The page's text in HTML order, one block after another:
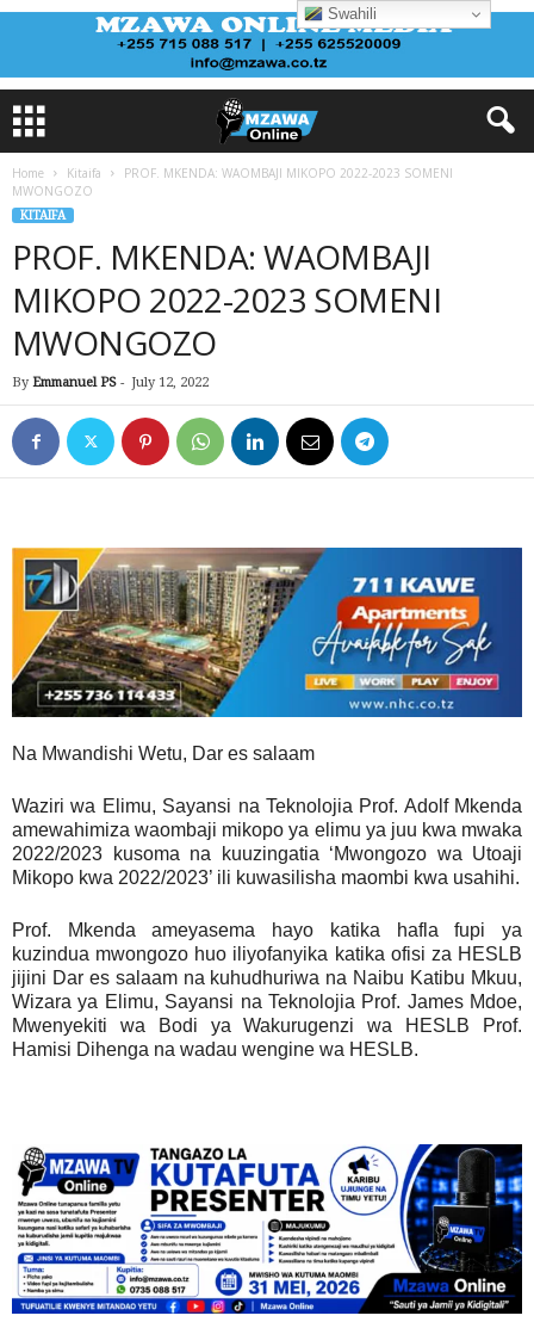
Home Kitaifa
PROF. MKENDA: WAOMBAJI MIKOPO 2022-2023 SOMENI
MWONGOZO
KITAIFA
PROF. MKENDA: WAOMBAJI
MIKOPO 2022-2023 SOMENI
MWONGOZO
By Emmanuel PS - July 12, 2022
Na Mwandishi Wetu, Dar es salaam
Waziri wa Elimu, Sayansi na Teknolojia Prof. Adolf Mkenda
amewahimiza waombaji mikopo ya elimu ya juu kwa mwaka
2022/2023 kusoma na kuuzingatia ‘Mwongozo wa Utoaji
Mikopo kwa 2022/2023’ ili kuwasilisha maombi kwa usahihi.
Prof. Mkenda ameyasema hayo katika hafla fupi ya
kuzindua mwongozo huo iliyofanyika katika ofisi za HESLB
jijini Dar es salaam na kuhudhuriwa na Naibu Katibu Mkuu,
Wizara ya Elimu, Sayansi na Teknolojia Prof. James Mdoe,
Mwenyekiti wa Bodi ya Wakurugenzi wa HESLB Prof.
Hamisi Dihenga na wadau wengine wa HESLB.
Swahili